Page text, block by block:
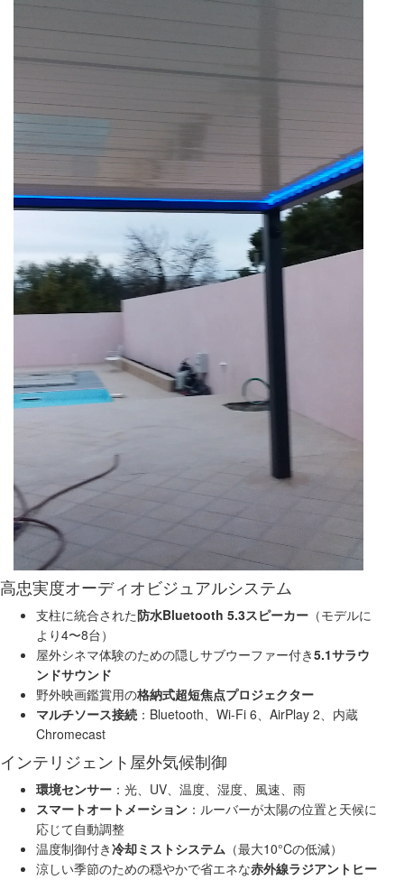
高忠実度オーディオビジュアルシステム
支柱に統合された防水Bluetooth 5.3スピーカー （モデルに
より4〜8台）
屋外シネマ体験のための隠しサブウーファー付き5.1サラウ
ンドサウンド
野外映画鑑賞用の格納式超短焦点プロジェクター
マルチソース接続 ：Bluetooth、Wi-Fi 6、AirPlay 2、内蔵
Chromecast
インテリジェント屋外気候制御
環境センサー ：光、UV、温度、湿度、風速、雨
スマートオートメーション ：ルーバーが太陽の位置と天候に
応じて自動調整
温度制御付き冷却ミストシステム （最大10°Cの低減）
涼しい季節のための穏やかで省エネな赤外線ラジアントヒー